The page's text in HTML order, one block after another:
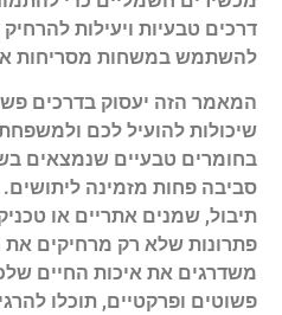
דרכים טבעיות ויעילות
להשתמש במשחות מסריחות
המאמר הזה יעסוק בדרכים
שיכולות להועיל לכם
בחומרים טבעיים שנמצאים
סביבה פחות מזמינה
תיבול, שמנים אתריים או
פתרונות שלא רק מרחיקים
משדרגים את איכות החיים
פשוטים ופרקטיים, תוכלו